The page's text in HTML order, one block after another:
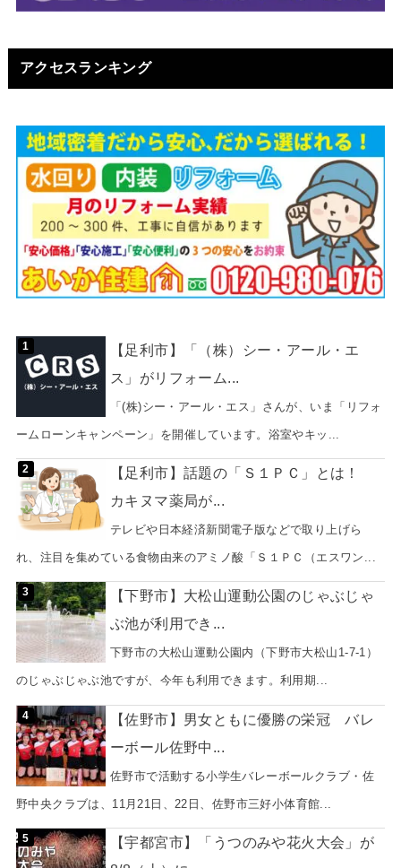
アクセスランキング
【足利市】「（株）シー・アール・エ
ス」がリフォーム...
「(株)シー・アール・エス」さんが、いま「リフォ
ームローンキャンペーン」を開催しています。浴室やキッ...
【足利市】話題の「Ｓ１ＰＣ」とは！
カキヌマ薬局が...
テレビや日本経済新聞電子版などで取り上げら
れ、注目を集めている食物由来のアミノ酸「Ｓ１ＰＣ（エスワン...
【下野市】大松山運動公園のじゃぶじゃ
ぶ池が利用でき...
下野市の大松山運動公園内（下野市大松山1-7-1）
のじゃぶじゃぶ池ですが、今年も利用できます。利用期...
【佐野市】男女ともに優勝の栄冠 バレ
ーボール佐野中...
佐野市で活動する小学生バレーボールクラブ・佐
野中央クラブは、11月21日、22日、佐野市三好小体育館...
【宇都宮市】「うつのみや花火大会」が